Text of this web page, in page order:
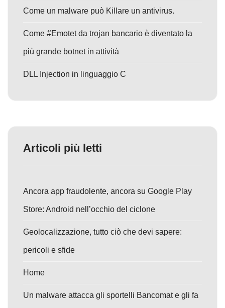
Come un malware può Killare un antivirus.
Come #Emotet da trojan bancario è diventato la
più grande botnet in attività
DLL Injection in linguaggio C
Articoli più letti
Ancora app fraudolente, ancora su Google Play
Store: Android nell’occhio del ciclone
Geolocalizzazione, tutto ciò che devi sapere:
pericoli e sfide
Home
Un malware attacca gli sportelli Bancomat e gli fa